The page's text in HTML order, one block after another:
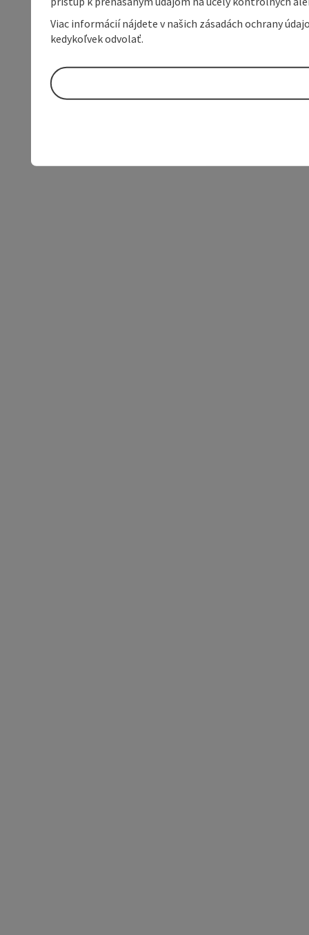
Viac informácií nájdete v našich zásadách ochrany
kedykoľvek odvolať.